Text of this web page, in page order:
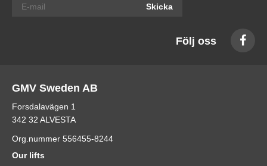
Skicka
Följ oss
GMV Sweden AB
Forsdalavägen 1
342 32 ALVESTA
Org.nummer 556455-8244
Our lifts